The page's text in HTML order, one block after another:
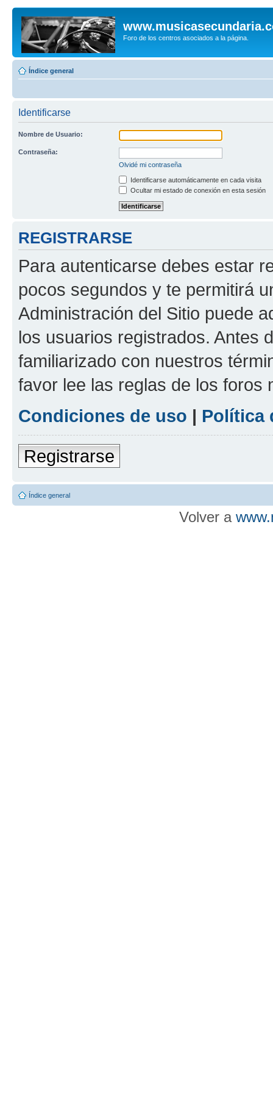
Foro de los centros asociados a la página.
Índice general
Identificarse
Nombre de Usuario:
Contraseña:
Olvidé mi contraseña
Identificarse automáticamente en cada visita
Ocultar mi estado de conexión en esta sesión
REGISTRARSE
Para autenticarse debes estar
pocos segundos y te permitirá
Administración del Sitio puede
los usuarios registrados. Antes
familiarizado con nuestros
favor lee las reglas de los foros
Condiciones de uso | Política
Registrarse
Índice general
Volver a